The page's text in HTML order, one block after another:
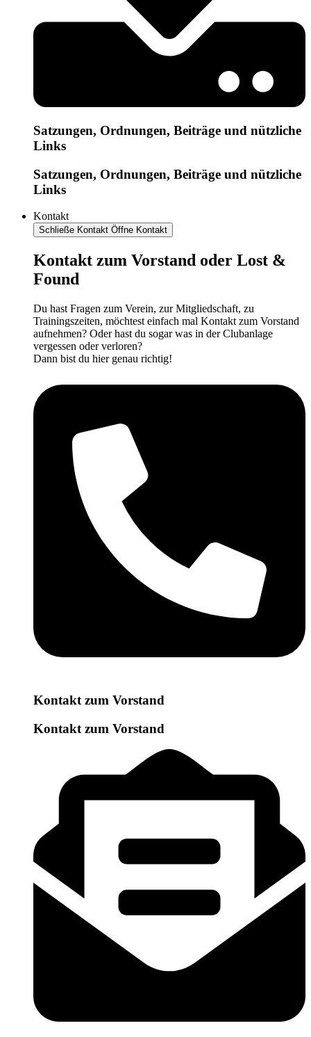
Satzungen, Ordnungen, Beiträge und nützliche
Links
Satzungen, Ordnungen, Beiträge und nützliche
Links
Kontakt
Schließe Kontakt Öffne Kontakt
Kontakt zum Vorstand oder Lost &
Found
Du hast Fragen zum Verein, zur Mitgliedschaft, zu
Trainingszeiten, möchtest einfach mal Kontakt zum Vorstand
aufnehmen? Oder hast du sogar was in der Clubanlage
vergessen oder verloren?
Dann bist du hier genau richtig!
Kontakt zum Vorstand
Kontakt zum Vorstand